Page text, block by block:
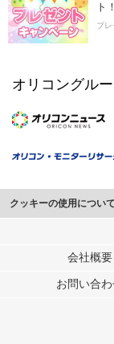
ト！
プ
オリコングル
クッキーの使用について
このサイトでは
行っています。
メディアや広告配信、
各パートナーは、この
ユーザーが各パートナ
会社概要
お問い合